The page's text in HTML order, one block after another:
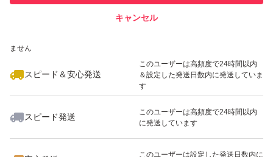
ません
スピード＆安心発送
このユーザーは高頻度で24時間以内
＆設定した発送日数内に発送していま
す
スピード発送
このユーザーは高頻度で24時間以内
に発送しています
このユーザーは設定した発送日数内に
キャンセル
いいね！
2,000